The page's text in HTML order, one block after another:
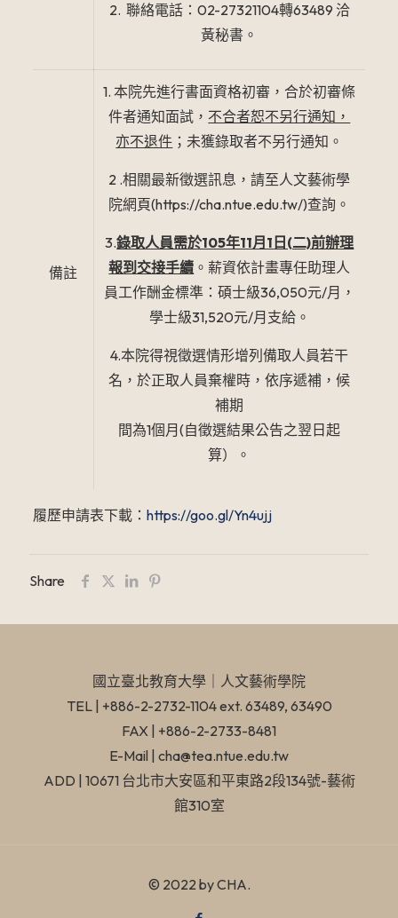
2. 聯絡電話：02-27321104轉63489 洽
黃秘書。
備註
1. 本院先進行書面資格初審，合於初審條
件者通知面試， 不合者恕不另行通知，
亦不退件 ；未獲錄取者不另行通知。
2 .相關最新徵選訊息，請至人文藝術學
院網頁(https://cha.ntue.edu.tw/)查詢。
3.錄取人員需於105年11月1日(二)前辦理
報到交接手續 。薪資依計畫專任助理人
員工作酬金標準：碩士級36,050元/月，
學士級31,520元/月支給。
4.本院得視徵選情形增列備取人員若干
名，於正取人員棄權時，依序遞補，候
補期
間為1個月(自徵選結果公告之翌日起
算）。
履歷申請表下載： https://goo.gl/Yn4ujj
Share
國立臺北教育大學​｜人文藝術學院
TEL | +886-2-2732-1104 ext. 63489, 63490
FAX | +886-2-2733-8481
E-Mail | cha@tea.ntue.edu.tw
ADD | 10671 台北市大安區和平東路2段134號-藝術
館310室
© 2022 by CHA.